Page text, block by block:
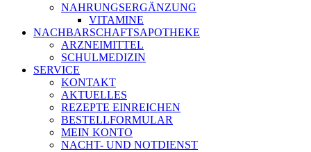
NAHRUNGSERGÄNZUNG
VITAMINE
NACHBARSCHAFTSAPOTHEKE
ARZNEIMITTEL
SCHULMEDIZIN
SERVICE
KONTAKT
AKTUELLES
REZEPTE EINREICHEN
BESTELLFORMULAR
MEIN KONTO
NACHT- UND NOTDIENST